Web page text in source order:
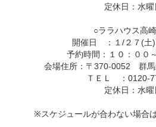
定休日：水曜
○ララハウス高
開催日 ：１/２７(土)
予約時間：１０：００
会場住所：〒370-0052 群馬
ＴＥＬ ：0120-
定休日：水曜
※スケジュールが合わない場合